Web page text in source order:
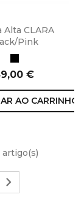
Alta CLARA
Pink
€
AO CARRINHO
